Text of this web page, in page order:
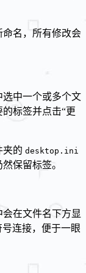
名，所有修改会
中一个或多个文
标签并点击“更
夹的 desktop.ini
保留标签。
在文件名下方显
连接，便于一眼